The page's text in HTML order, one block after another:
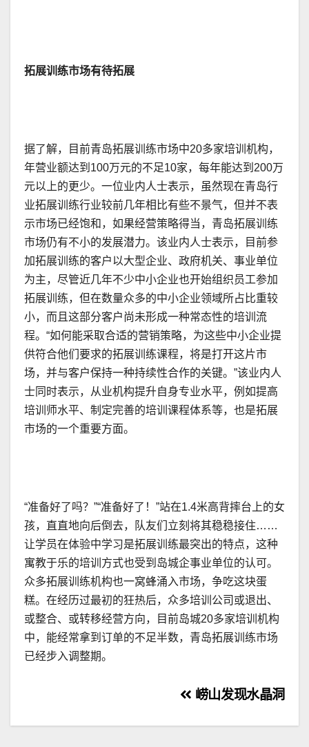
拓展训练市场有待拓展
据了解，目前青岛拓展训练市场中20多家培训机构，
年营业额达到100万元的不足10家，每年能达到200万
元以上的更少。一位业内人士表示，虽然现在青岛行
业拓展训练行业较前几年相比有些不景气，但并不表
示市场已经饱和，如果经营策略得当，青岛拓展训练
市场仍有不小的发展潜力。该业内人士表示，目前参
加拓展训练的客户以大型企业、政府机关、事业单位
为主，尽管近几年不少中小企业也开始组织员工参加
拓展训练，但在数量众多的中小企业领域所占比重较
小，而且这部分客户尚未形成一种常态性的培训流
程。“如何能采取合适的营销策略，为这些中小企业提
供符合他们要求的拓展训练课程，将是打开这片市
场，并与客户保持一种持续性合作的关键。”该业内人
士同时表示，从业机构提升自身专业水平，例如提高
培训师水平、制定完善的培训课程体系等，也是拓展
市场的一个重要方面。
“准备好了吗？”“准备好了！”站在1.4米高背摔台上的女
孩，直直地向后倒去，队友们立刻将其稳稳接住……
让学员在体验中学习是拓展训练最突出的特点，这种
寓教于乐的培训方式也受到岛城企事业单位的认可。
众多拓展训练机构也一窝蜂涌入市场，争吃这块蛋
糕。在经历过最初的狂热后，众多培训公司或退出、
或整合、或转移经营方向，目前岛城20多家培训机构
中，能经常拿到订单的不足半数，青岛拓展训练市场
已经步入调整期。
章
崂山发现水晶洞